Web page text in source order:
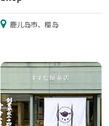
鹿儿岛市、樱岛